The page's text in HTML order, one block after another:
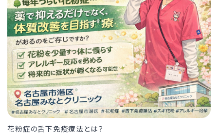
花粉症の舌下免疫療法とは？